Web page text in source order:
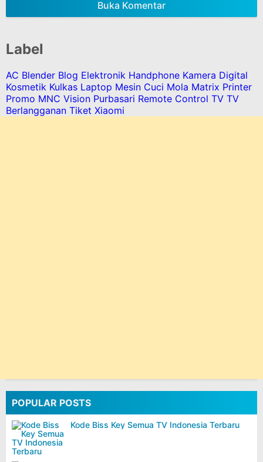
Buka Komentar
Label
AC Blender Blog Elektronik Handphone Kamera Digital
Kosmetik Kulkas Laptop Mesin Cuci Mola Matrix Printer
Promo MNC Vision Purbasari Remote Control TV TV
Berlangganan Tiket Xiaomi
POPULAR POSTS
Kode Biss Key Semua TV Indonesia Terbaru